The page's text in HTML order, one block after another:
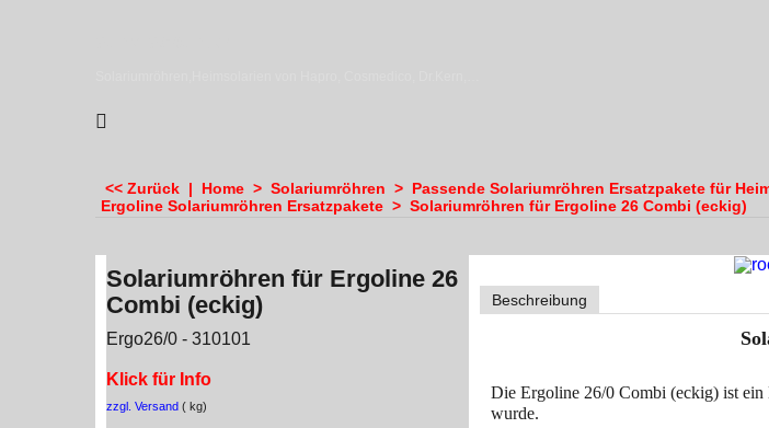
<< Zurück | Home > Solariumröhren > Passende Solariumröhren Ersatzpakete für
Ergoline Solariumröhren Ersatzpakete > Solariumröhren für Ergoline 26 Combi (eckig)
Solariumröhren für Ergoline 26
Combi (eckig)
Ergo26/0 - 310101
Klick für Info
zzgl. Versand kg
Beschreibung
Die Ergoline 26/0 Combi (eckig) ist
wurde.